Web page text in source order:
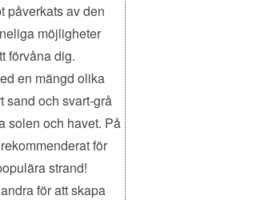
påverkats av den
möjligheter
förvåna dig.
en mängd olika
sand och svart-grå
solen och havet. På
för
strand!
för att skapa